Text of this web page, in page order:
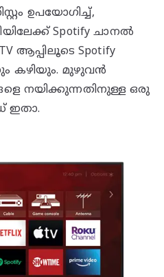
ഉപയോഗിച്ച്,
Spotify ചാനൽ
ആപ്പിലൂടെ Spotify
കഴിയും. മുഴുവൻ
നയിക്കുന്നതിനുള്ള ഒരു
ഇതാ.